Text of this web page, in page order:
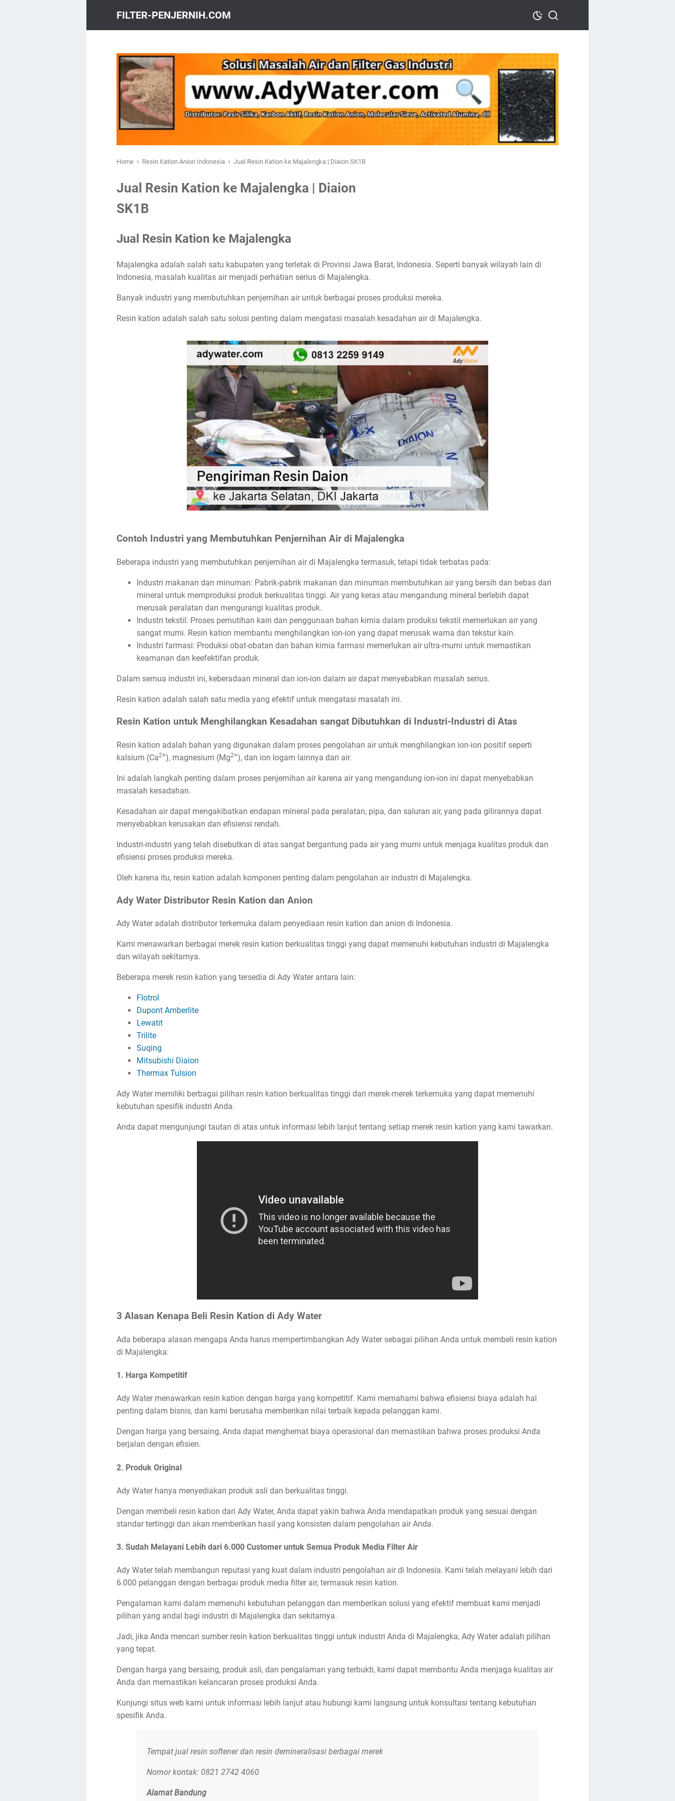
FILTER-PENJERNIH.COM
Home › Resin Kation Anion Indonesia › Jual Resin Kation ke Majalengka | Diaion SK1B
Jual Resin Kation ke Majalengka | Diaion
SK1B
Jual Resin Kation ke Majalengka
Majalengka adalah salah satu kabupaten yang terletak di Provinsi Jawa Barat, Indonesia. Seperti banyak wilayah lain di
Indonesia, masalah kualitas air menjadi perhatian serius di Majalengka.
Banyak industri yang membutuhkan penjernihan air untuk berbagai proses produksi mereka.
Resin kation adalah salah satu solusi penting dalam mengatasi masalah kesadahan air di Majalengka.
Contoh Industri yang Membutuhkan Penjernihan Air di Majalengka
Beberapa industri yang membutuhkan penjernihan air di Majalengka termasuk, tetapi tidak terbatas pada:
Industri makanan dan minuman: Pabrik-pabrik makanan dan minuman membutuhkan air yang bersih dan bebas dari
mineral untuk memproduksi produk berkualitas tinggi. Air yang keras atau mengandung mineral berlebih dapat
merusak peralatan dan mengurangi kualitas produk.
Industri tekstil: Proses pemutihan kain dan penggunaan bahan kimia dalam produksi tekstil memerlukan air yang
sangat murni. Resin kation membantu menghilangkan ion-ion yang dapat merusak warna dan tekstur kain.
Industri farmasi: Produksi obat-obatan dan bahan kimia farmasi memerlukan air ultra-murni untuk memastikan
keamanan dan keefektifan produk.
Dalam semua industri ini, keberadaan mineral dan ion-ion dalam air dapat menyebabkan masalah serius.
Resin kation adalah salah satu media yang efektif untuk mengatasi masalah ini.
Resin Kation untuk Menghilangkan Kesadahan sangat Dibutuhkan di Industri-Industri di Atas
Resin kation adalah bahan yang digunakan dalam proses pengolahan air untuk menghilangkan ion-ion positif seperti
kalsium (Ca2+), magnesium (Mg2+), dan ion logam lainnya dari air.
Ini adalah langkah penting dalam proses penjernihan air karena air yang mengandung ion-ion ini dapat menyebabkan
masalah kesadahan.
Kesadahan air dapat mengakibatkan endapan mineral pada peralatan, pipa, dan saluran air, yang pada gilirannya dapat
menyebabkan kerusakan dan efisiensi rendah.
Industri-industri yang telah disebutkan di atas sangat bergantung pada air yang murni untuk menjaga kualitas produk dan
efisiensi proses produksi mereka.
Oleh karena itu, resin kation adalah komponen penting dalam pengolahan air industri di Majalengka.
Ady Water Distributor Resin Kation dan Anion
Ady Water adalah distributor terkemuka dalam penyediaan resin kation dan anion di Indonesia.
Kami menawarkan berbagai merek resin kation berkualitas tinggi yang dapat memenuhi kebutuhan industri di Majalengka
dan wilayah sekitarnya.
Beberapa merek resin kation yang tersedia di Ady Water antara lain:
Flotrol
Dupont Amberlite
Lewatit
Trilite
Suqing
Mitsubishi Diaion
Thermax Tulsion
Ady Water memiliki berbagai pilihan resin kation berkualitas tinggi dari merek-merek terkemuka yang dapat memenuhi
kebutuhan spesifik industri Anda.
Anda dapat mengunjungi tautan di atas untuk informasi lebih lanjut tentang setiap merek resin kation yang kami tawarkan.
3 Alasan Kenapa Beli Resin Kation di Ady Water
Ada beberapa alasan mengapa Anda harus mempertimbangkan Ady Water sebagai pilihan Anda untuk membeli resin kation
di Majalengka:
1. Harga Kompetitif
Ady Water menawarkan resin kation dengan harga yang kompetitif. Kami memahami bahwa efisiensi biaya adalah hal
penting dalam bisnis, dan kami berusaha memberikan nilai terbaik kepada pelanggan kami.
Dengan harga yang bersaing, Anda dapat menghemat biaya operasional dan memastikan bahwa proses produksi Anda
berjalan dengan efisien.
2. Produk Original
Ady Water hanya menyediakan produk asli dan berkualitas tinggi.
Dengan membeli resin kation dari Ady Water, Anda dapat yakin bahwa Anda mendapatkan produk yang sesuai dengan
standar tertinggi dan akan memberikan hasil yang konsisten dalam pengolahan air Anda.
3. Sudah Melayani Lebih dari 6.000 Customer untuk Semua Produk Media Filter Air
Ady Water telah membangun reputasi yang kuat dalam industri pengolahan air di Indonesia. Kami telah melayani lebih dari
6.000 pelanggan dengan berbagai produk media filter air, termasuk resin kation.
Pengalaman kami dalam memenuhi kebutuhan pelanggan dan memberikan solusi yang efektif membuat kami menjadi
pilihan yang andal bagi industri di Majalengka dan sekitarnya.
Jadi, jika Anda mencari sumber resin kation berkualitas tinggi untuk industri Anda di Majalengka, Ady Water adalah pilihan
yang tepat.
Dengan harga yang bersaing, produk asli, dan pengalaman yang terbukti, kami dapat membantu Anda menjaga kualitas air
Anda dan memastikan kelancaran proses produksi Anda.
Kunjungi situs web kami untuk informasi lebih lanjut atau hubungi kami langsung untuk konsultasi tentang kebutuhan
spesifik Anda.
Tempat jual resin softener dan resin demineralisasi berbagai merek
Nomor kontak: 0821 2742 4060
Alamat Bandung